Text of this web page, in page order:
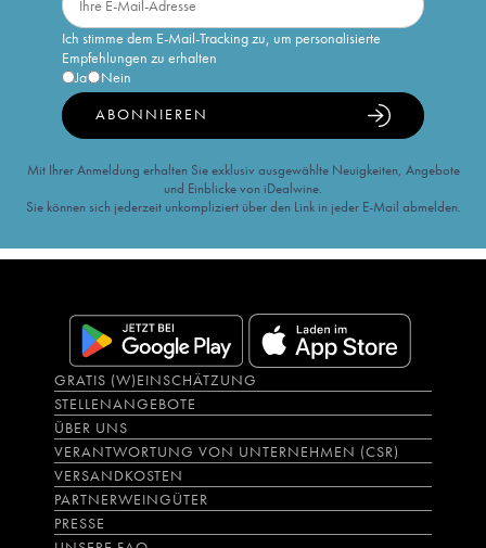
Ich stimme dem E-Mail-Tracking zu, um personalisierte
Empfehlungen zu erhalten
Ja
Nein
ABONNIEREN
Mit Ihrer Anmeldung erhalten Sie exklusiv ausgewählte Neuigkeiten, Angebote
und Einblicke von iDealwine.
Sie können sich jederzeit unkompliziert über den Link in jeder E-Mail abmelden.
GRATIS (W)EINSCHÄTZUNG
STELLENANGEBOTE
ÜBER UNS
VERANTWORTUNG VON UNTERNEHMEN (CSR)
VERSANDKOSTEN
PARTNERWEINGÜTER
PRESSE